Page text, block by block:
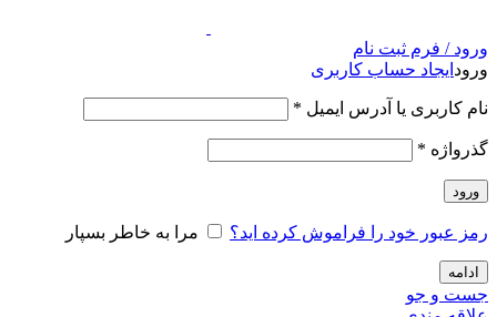
ورود / فرم ثبت نام
ورود ایجاد حساب کاربری
نام کاربری یا آدرس ایمیل *
گذرواژه *
ورود
رمز عبور خود را فراموش کرده اید؟ مرا به خاطر بسپار
ادامه
جست و جو